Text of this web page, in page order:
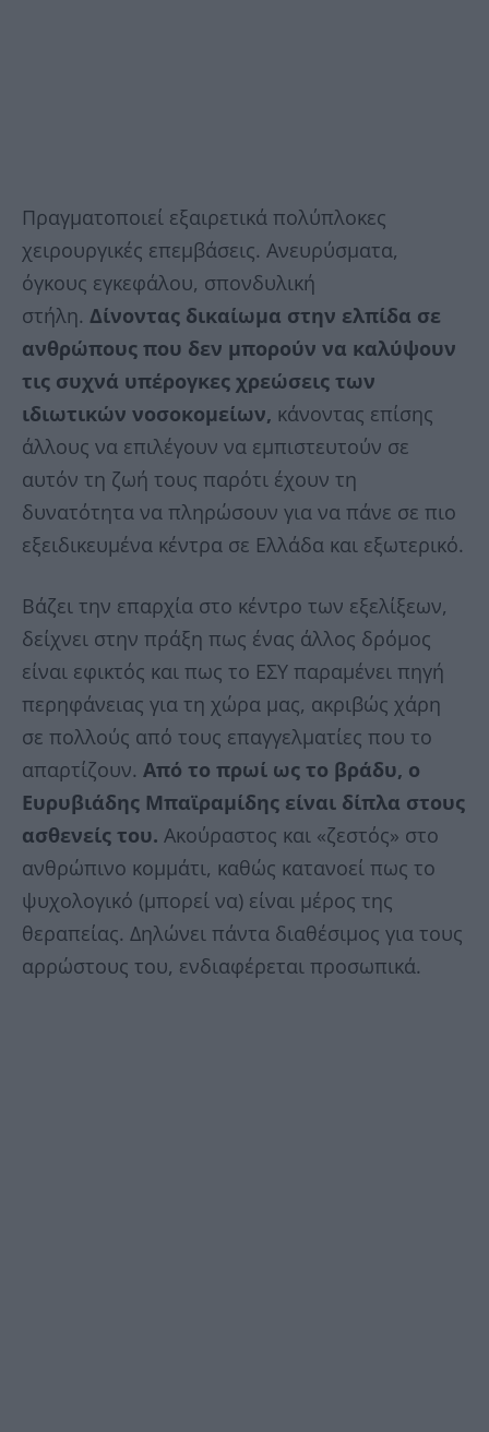
Πραγματοποιεί εξαιρετικά πολύπλοκες
χειρουργικές επεμβάσεις. Ανευρύσματα,
όγκους εγκεφάλου, σπονδυλική
στήλη. Δίνοντας δικαίωμα στην ελπίδα σε
ανθρώπους που δεν μπορούν να καλύψουν
τις συχνά υπέρογκες χρεώσεις των
ιδιωτικών νοσοκομείων, κάνοντας επίσης
άλλους να επιλέγουν να εμπιστευτούν σε
αυτόν τη ζωή τους παρότι έχουν τη
δυνατότητα να πληρώσουν για να πάνε σε πιο
εξειδικευμένα κέντρα σε Ελλάδα και εξωτερικό.
Βάζει την επαρχία στο κέντρο των εξελίξεων,
δείχνει στην πράξη πως ένας άλλος δρόμος
είναι εφικτός και πως το ΕΣΥ παραμένει πηγή
περηφάνειας για τη χώρα μας, ακριβώς χάρη
σε πολλούς από τους επαγγελματίες που το
απαρτίζουν. Από το πρωί ως το βράδυ, ο
Ευρυβιάδης Μπαϊραμίδης είναι δίπλα στους
ασθενείς του. Ακούραστος και «ζεστός» στο
ανθρώπινο κομμάτι, καθώς κατανοεί πως το
ψυχολογικό (μπορεί να) είναι μέρος της
θεραπείας. Δηλώνει πάντα διαθέσιμος για τους
αρρώστους του, ενδιαφέρεται προσωπικά.